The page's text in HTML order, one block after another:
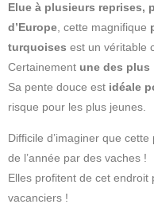
Elue à plusieurs reprises,
d’Europe , cette magnifique
turquoises est un véritable
Certainement une des plus
Sa pente douce est idéale
risque pour les plus jeunes.
Difficile d’imaginer que
de l’année par des vaches !
Elles profitent de cet endroit
vacanciers !